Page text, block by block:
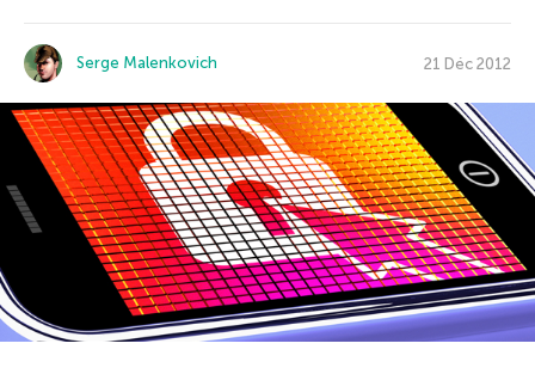
Serge Malenkovich 21 Déc 2012